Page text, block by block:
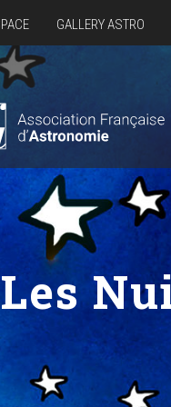
GALLERY ASTRO
Les